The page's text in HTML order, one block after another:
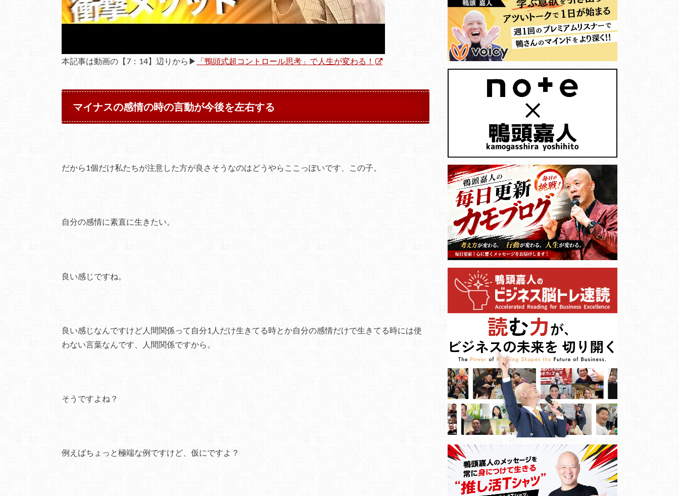
本記事は動画の【7：14】辺りから▶ 「鴨頭式超コントロール思考」で人生が変わる！
マイナスの感情の時の言動が今後を左右する
だから1個だけ私たちが注意した方が良さそうなのはどうやらここっぽいです、この子。
自分の感情に素直に生きたい。
良い感じですね。
良い感じなんですけど人間関係って自分1人だけ生きてる時とか自分の感情だけで生きてる時には使
わない言葉なんです、人間関係ですから。
そうですよね？
例えばちょっと極端な例ですけど、仮にですよ？